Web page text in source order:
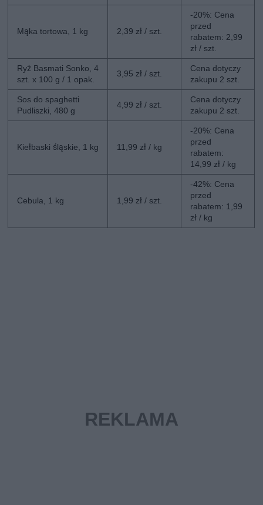
Mąka tortowa, 1 kg 2,39 zł / szt.
-20%: Cena
przed
rabatem: 2,99
zł / szt.
Ryż Basmati Sonko, 4
szt. x 100 g / 1 opak.
3,95 zł / szt.
Cena dotyczy
zakupu 2 szt.
Sos do spaghetti
Pudliszki, 480 g
4,99 zł / szt.
Cena dotyczy
zakupu 2 szt.
Kiełbaski śląskie, 1 kg 11,99 zł / kg
-20%: Cena
przed
rabatem:
14,99 zł / kg
Cebula, 1 kg 1,99 zł / szt.
-42%: Cena
przed
rabatem: 1,99
zł / kg